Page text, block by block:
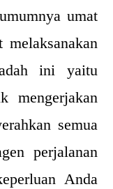
umat
ini yaitu
mengerjakan
semua
perjalanan
Anda